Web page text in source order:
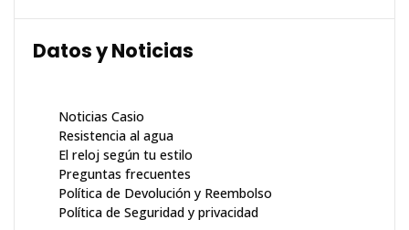
Datos y Noticias
Noticias Casio
Resistencia al agua
El reloj según tu estilo
Preguntas frecuentes
Política de Devolución y Reembolso
Política de Seguridad y privacidad